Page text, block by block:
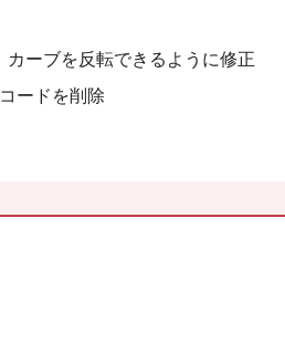
カーブを反転できるように修正
ードを削除